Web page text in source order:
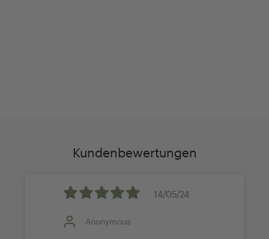
Kundenbewertungen
14/05/24
Anonymous